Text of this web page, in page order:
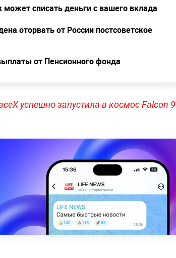
может списать деньги с вашего вклада
оторвать от России постсоветское
от Пенсионного фонда
успешно запустила в космос Falcon 9